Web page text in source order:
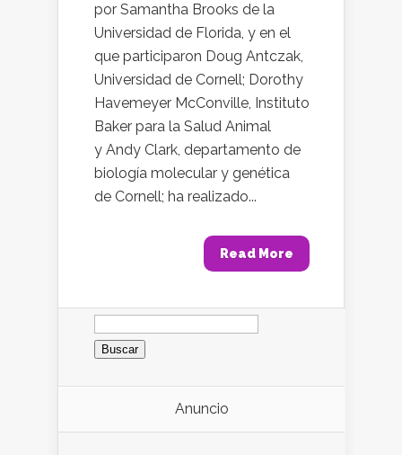
por Samantha Brooks de la
Universidad de Florida, y en el
que participaron Doug Antczak,
Universidad de Cornell; Dorothy
Havemeyer McConville, Instituto
Baker para la Salud Animal
y Andy Clark, departamento de
biología molecular y genética
de Cornell; ha realizado...
Read More
Buscar:
Anuncio